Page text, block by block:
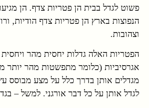
פשוט לגדל בבית הן פטריות צדף. הן
הנפוצות בארץ הן פטריות צדף הודיות,
וצהובות.
הפטריות האלה גדלות יחסית מהר ויחסית
אגרסיביות (כלומר מתפשטות מהר יותר
מגדלים אותן בדרך כלל על מצע מבוסס
לגדל אותן על כל דבר אורגני. למשל –